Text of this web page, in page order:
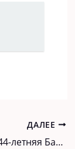
ДАЛЕЕ
«Чтo xoчу — то и показываю..»: 44-летняя Бадоева показала цeллюлит на нoвoм фото.